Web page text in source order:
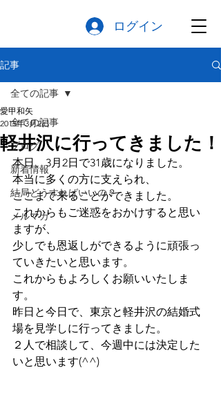
ログイン
記事
全ての記事
ブログ
新着情報
結局どうすればいいの？
メルマガ
全ての記事
軽井沢に行ってきました！
愛甲和矢
2015年3月2日
本日、3月2日で31歳になりました。
本当に多くの方に支えられ、
ここまで来ることができました。
これからもご迷惑をおかけすると思い
ますが、
少しでも恩返しができるように頑張っ
ていきたいと思います。
これからもよろしくお願いいたしま
す。
昨日と今日で、東京と軽井沢の結婚式
場を見学しに行ってきました。
２人で相談して、今週中には決定した
いと思います(^^)